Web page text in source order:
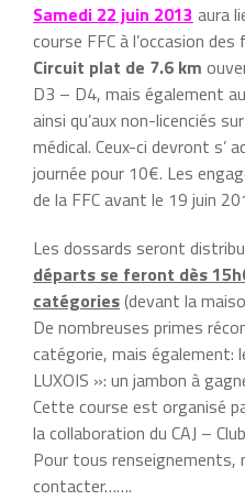
Samedi 22 juin 2013 aura
course FFC à l’occasion
Circuit plat de 7.6 km
D3 – D4, mais également
ainsi qu’aux non-licenciés
médical. Ceux-ci devront s’
journée pour 10€. Les
de la FFC avant le 19 juin
Les dossards seront
départs se feront dès
catégories(devant la
De nombreuses primes
catégorie, mais également:
LUXOIS »: un jambon à
Cette course est organisé
la collaboration du CAJ –
Pour tous renseignements,
contacter…….